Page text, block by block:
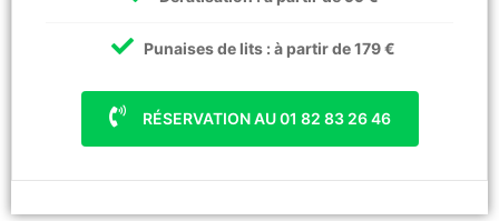
Punaises de lits : à partir de 179 €
RÉSERVATION AU 01 82 83 26 46